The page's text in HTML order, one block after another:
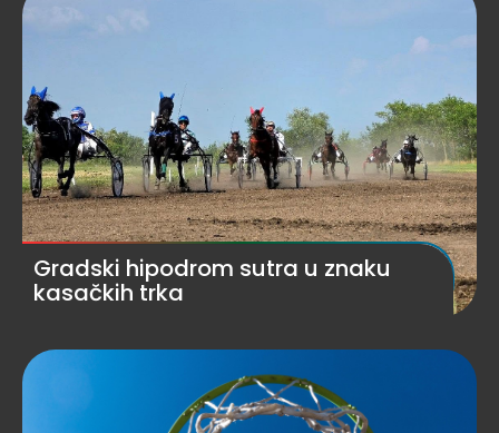
Gradski hipodrom sutra u znaku
kasačkih trka